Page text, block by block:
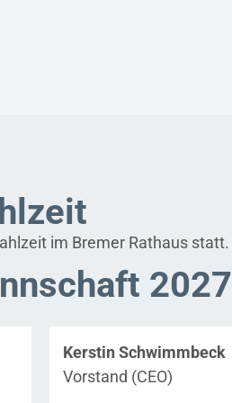
im Bremer Rathaus statt.
2027
Kerstin Schwimmbeck
Vorstand (CEO)